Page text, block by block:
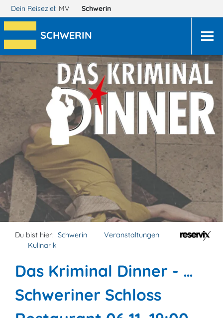
Dein Reiseziel: MV Schwerin
SCHWERIN
Du bist hier: Schwerin
Veranstaltungen
Kulinarik
Das Kriminal Dinner - …
Schweriner Schloss